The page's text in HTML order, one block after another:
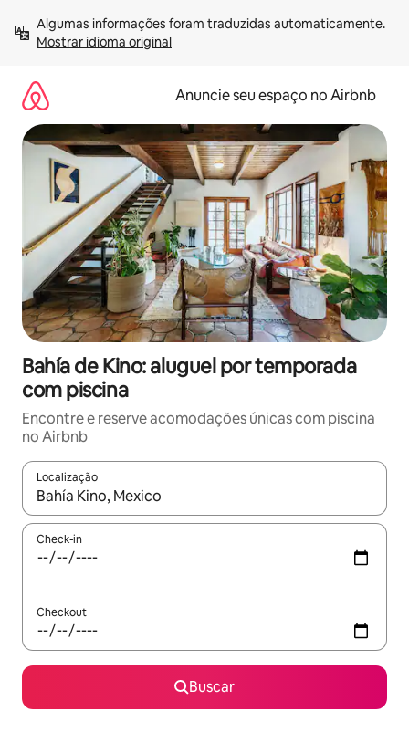
para
Mostrar idioma original
Anuncie seu espaço no Airbnb
Bahía de Kino: aluguel por temporada
com piscina
Encontre e reserve acomodações únicas com piscina
no Airbnb
Localização
Quando os resultados estiverem disponíveis, explore-os
Check-in
Checkout
Buscar